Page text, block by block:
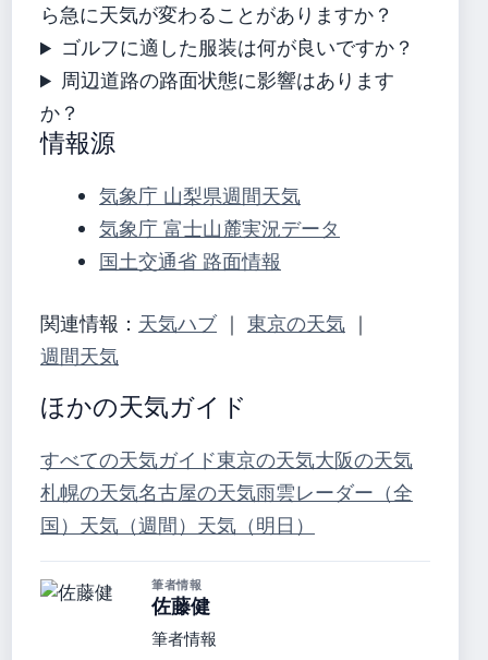
ら急に天気が変わることがありますか？
ゴルフに適した服装は何が良いですか？
周辺道路の路面状態に影響はあります
か？
情報源
気象庁 山梨県週間天気
気象庁 富士山麓実況データ
国土交通省 路面情報
関連情報： 天気ハブ｜ 東京の天気 ｜
週間天気
ほかの天気ガイド
すべての天気ガイド東京の天気大阪の天気
札幌の天気名古屋の天気雨雲レーダー（全
国） 天気（週間） 天気（明日）
筆者情報
佐藤健
筆者情報